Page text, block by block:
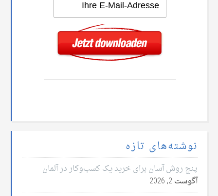
نوشته‌های تازه
پنج روش آسان برای خرید یک کسب‌وکار در آلمان
آگوست 2, 2026